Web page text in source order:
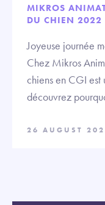
MIKROS
DU CHIEN 2022
Joyeuse journée
Chez Mikros
chiens en CGI est
découvrez
26 AUGUST